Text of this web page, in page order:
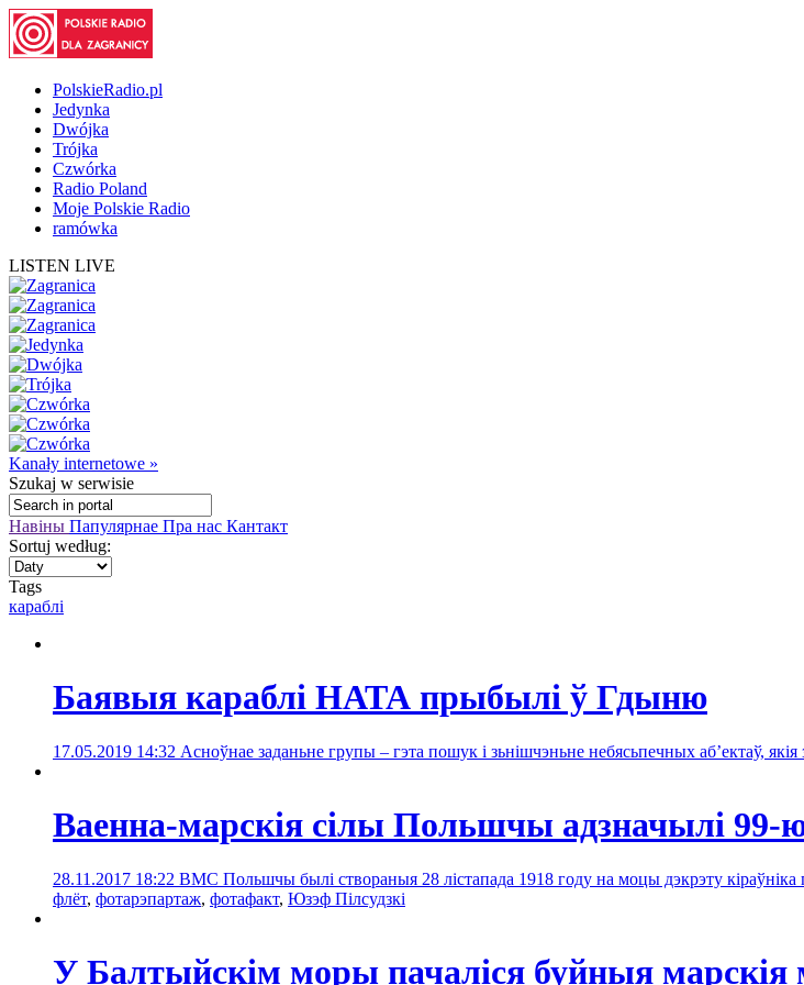
PolskieRadio.pl
Jedynka
Dwójka
Trójka
Czwórka
Radio Poland
Moje Polskie Radio
ramówka
LISTEN LIVE
Kanały internetowe »
Szukaj w serwisie
Навіны Папулярнае Пра нас Кантакт
Sortuj według:
Tags
караблі
Баявыя караблі НАТА прыбылі ў Гдыню
17.05.2019 14:32 Асноўнае заданьне групы – гэта пошук і зьнішчэньне небясьпечных аб’ектаў,
Ваенна-марскія сілы Польшчы адзначылі
28.11.2017 18:22 ВМС Польшчы былі створаныя 28 лістапада 1918 году на моцы дэкрэту кіраўніка
флёт, фотарэпартаж, фотафакт, Юзэф Пілсудзкі
У Балтыйскім моры пачаліся буйныя